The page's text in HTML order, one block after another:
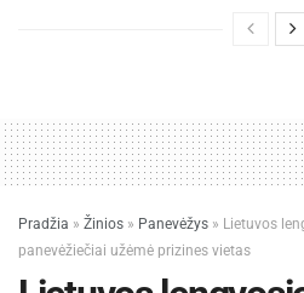
Pradžia » Žinios » Panevėžys » Lietuvos
panevėžiečiai užėmė prizines vietas